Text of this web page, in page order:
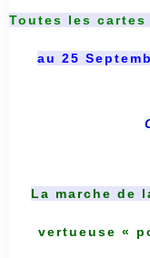
Toutes les cartes
au 25
La marche de
vertueuse «